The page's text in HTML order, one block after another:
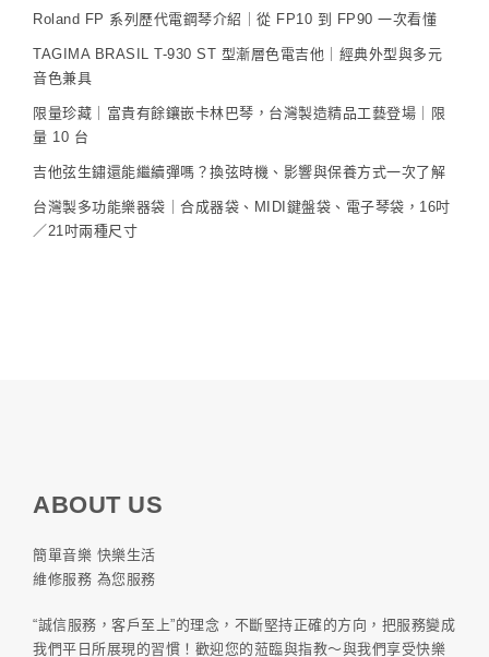
Roland FP 系列歷代電鋼琴介紹｜從 FP10 到 FP90 一次看懂
TAGIMA BRASIL T-930 ST 型漸層色電吉他｜經典外型與多元
音色兼具
限量珍藏｜富貴有餘鑲嵌卡林巴琴，台灣製造精品工藝登場｜限
量 10 台
吉他弦生鏽還能繼續彈嗎？換弦時機、影響與保養方式一次了解
台灣製多功能樂器袋｜合成器袋、MIDI鍵盤袋、電子琴袋，16吋
／21吋兩種尺寸
ABOUT US
簡單音樂 快樂生活
維修服務 為您服務
“誠信服務，客戶至上”的理念，不斷堅持正確的方向，把服務變成
我們平日所展現的習慣！歡迎您的蒞臨與指教～與我們享受快樂